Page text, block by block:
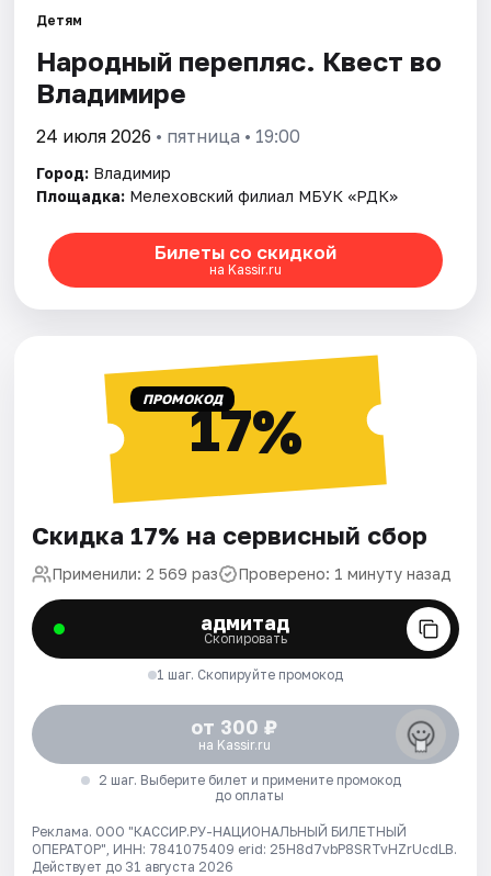
Рейтинги
Детям
Народный перепляс. Квест во
Владимире
24 июля 2026 • пятница • 19:00
Город: Владимир
Площадка: Мелеховский филиал МБУК «РДК»
Билеты со скидкой
на Kassir.ru
ПРОМОКОД17%
Скидка 17% на сервисный сбор
Применили: 2 569 раз Проверено: 1 минуту назад
адмитад
Скопировать
1 шаг. Скопируйте промокод
от 300 ₽
на Kassir.ru
2 шаг. Выберите билет и примените промокод
до оплаты
Реклама. ООО "КАССИР.РУ-НАЦИОНАЛЬНЫЙ БИЛЕТНЫЙ
ОПЕРАТОР", ИНН: 7841075409 erid: 25H8d7vbP8SRTvHZrUcdLB.
Действует до 31 августа 2026